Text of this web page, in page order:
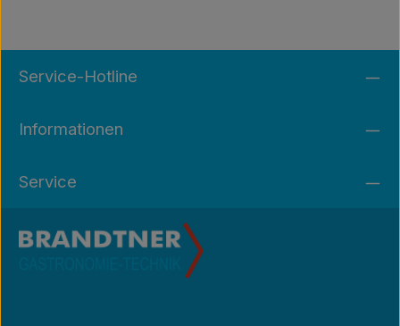
Service-Hotline
Informationen
Service